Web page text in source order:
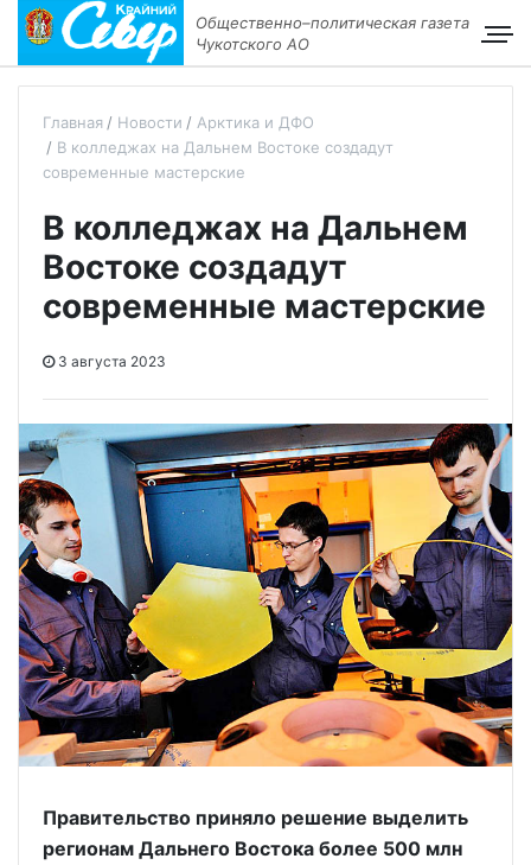
Общественно–политическая газета
Чукотского АО
Главная Новости
Арктика и ДФО
В колледжах на Дальнем Востоке создадут
современные мастерские
В колледжах на Дальнем
Востоке создадут
современные мастерские
3 августа 2023
Правительство приняло решение выделить
регионам Дальнего Востока более 500 млн